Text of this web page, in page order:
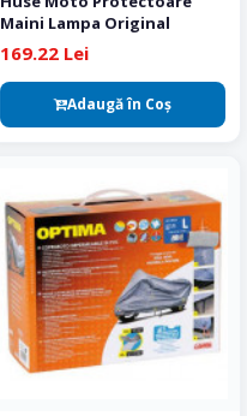
Maini Lampa Original
169.22 Lei
Adaugă în Coş